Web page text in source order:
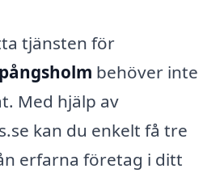
tjänsten för
behöver inte
Med hjälp av
kan du enkelt få tre
erfarna företag i ditt